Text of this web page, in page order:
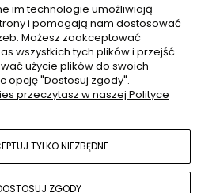
O NAS
I DOSTAWA
KONTO
im technologie umożliwiają
i pomagają nam dostosować
Możesz zaakceptować
wszystkich tych plików i przejść
użycie plików do swoich
opcję "Dostosuj zgody".
przeczytasz w naszej Polityce
TYLKO NIEZBĘDNE
ZGODY